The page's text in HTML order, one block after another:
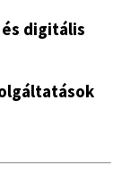
digitális